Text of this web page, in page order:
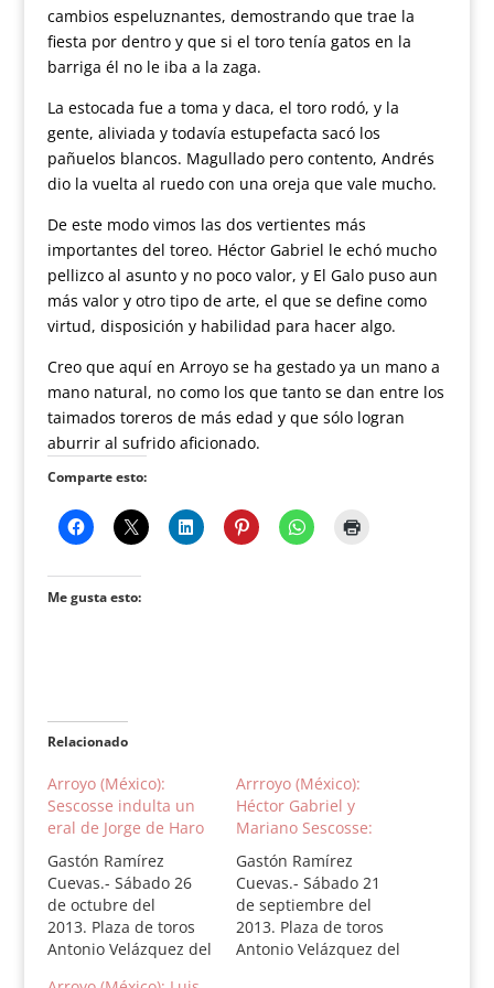
cambios espeluznantes, demostrando que trae la
fiesta por dentro y que si el toro tenía gatos en la
barriga él no le iba a la zaga.
La estocada fue a toma y daca, el toro rodó, y la
gente, aliviada y todavía estupefacta sacó los
pañuelos blancos. Magullado pero contento, Andrés
dio la vuelta al ruedo con una oreja que vale mucho.
De este modo vimos las dos vertientes más
importantes del toreo. Héctor Gabriel le echó mucho
pellizco al asunto y no poco valor, y El Galo puso aun
más valor y otro tipo de arte, el que se define como
virtud, disposición y habilidad para hacer algo.
Creo que aquí en Arroyo se ha gestado ya un mano a
mano natural, no como los que tanto se dan entre los
taimados toreros de más edad y que sólo logran
aburrir al sufrido aficionado.
Comparte esto:
Me gusta esto:
Relacionado
Arroyo (México):
Sescosse indulta un
eral de Jorge de Haro
Gastón Ramírez
Cuevas.- Sábado 26
de octubre del
2013. Plaza de toros
Antonio Velázquez del
Arrroyo (México):
Héctor Gabriel y
Mariano Sescosse:
Gastón Ramírez
Cuevas.- Sábado 21
de septiembre del
2013. Plaza de toros
Antonio Velázquez del